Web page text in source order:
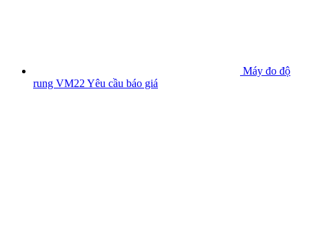
Máy đo độ
rung VM22 Yêu cầu báo giá